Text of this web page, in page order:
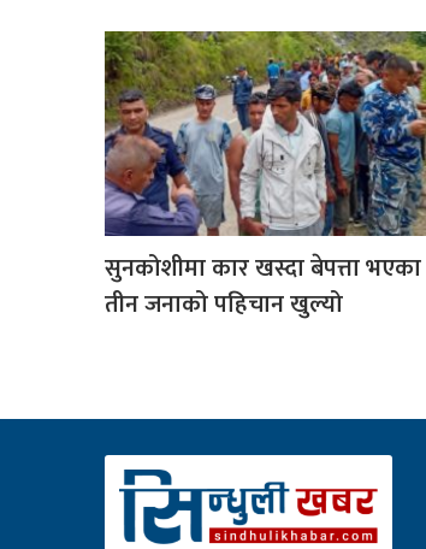
सुनकोशीमा कार खस्दा बेपत्ता भएका
तीन जनाको पहिचान खुल्यो